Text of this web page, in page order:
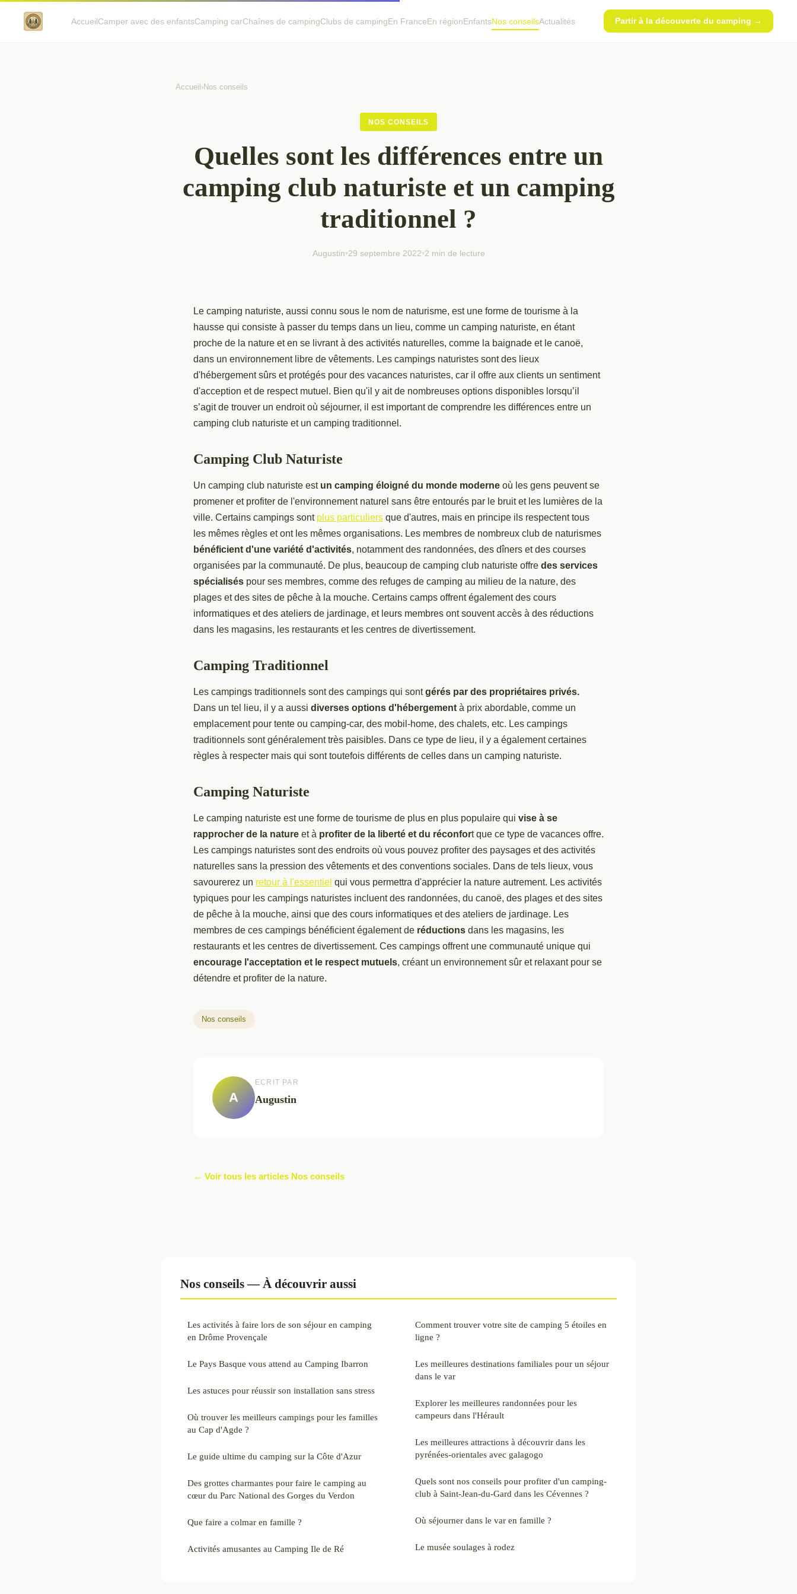
AccueilCamper avec des enfantsCamping carChaînes de campingClubs de campingEn FranceEn régionEnfantsNos conseilsActualités Partir à la découverte du camping →
Accueil ›Nos conseils
NOS CONSEILS
Quelles sont les différences entre un
camping club naturiste et un camping
traditionnel ?
Augustin•29 septembre 2022•2 min de lecture
Le camping naturiste, aussi connu sous le nom de naturisme, est une forme de tourisme à la
hausse qui consiste à passer du temps dans un lieu, comme un camping naturiste, en étant
proche de la nature et en se livrant à des activités naturelles, comme la baignade et le canoë,
dans un environnement libre de vêtements. Les campings naturistes sont des lieux
d'hébergement sûrs et protégés pour des vacances naturistes, car il offre aux clients un sentiment
d'acception et de respect mutuel. Bien qu'il y ait de nombreuses options disponibles lorsqu’il
s’agit de trouver un endroit où séjourner, il est important de comprendre les différences entre un
camping club naturiste et un camping traditionnel.
Camping Club Naturiste
Un camping club naturiste est un camping éloigné du monde moderne où les gens peuvent se
promener et profiter de l'environnement naturel sans être entourés par le bruit et les lumières de la
ville. Certains campings sont plus particuliers que d'autres, mais en principe ils respectent tous
les mêmes règles et ont les mêmes organisations. Les membres de nombreux club de naturismes
bénéficient d'une variété d'activités, notamment des randonnées, des dîners et des courses
organisées par la communauté. De plus, beaucoup de camping club naturiste offre des services
spécialisés pour ses membres, comme des refuges de camping au milieu de la nature, des
plages et des sites de pêche à la mouche. Certains camps offrent également des cours
informatiques et des ateliers de jardinage, et leurs membres ont souvent accès à des réductions
dans les magasins, les restaurants et les centres de divertissement.
Camping Traditionnel
Les campings traditionnels sont des campings qui sontgérés par des propriétaires privés.
Dans un tel lieu, il y a aussi diverses options d'hébergement à prix abordable, comme un
emplacement pour tente ou camping-car, des mobil-home, des chalets, etc. Les campings
traditionnels sont généralement très paisibles. Dans ce type de lieu, il y a également certaines
règles à respecter mais qui sont toutefois différents de celles dans un camping naturiste.
Camping Naturiste
Le camping naturiste est une forme de tourisme de plus en plus populaire qui vise à se
rapprocher de la nature et à profiter de la liberté et du réconfort que ce type de vacances offre.
Les campings naturistes sont des endroits où vous pouvez profiter des paysages et des activités
naturelles sans la pression des vêtements et des conventions sociales. Dans de tels lieux, vous
savourerez un retour à l'essentiel qui vous permettra d'apprécier la nature autrement. Les activités
typiques pour les campings naturistes incluent des randonnées, du canoë, des plages et des sites
de pêche à la mouche, ainsi que des cours informatiques et des ateliers de jardinage. Les
membres de ces campings bénéficient également de réductions dans les magasins, les
restaurants et les centres de divertissement. Ces campings offrent une communauté unique qui
encourage l'acceptation et le respect mutuels, créant un environnement sûr et relaxant pour se
détendre et profiter de la nature.
Nos conseils
A
ECRIT PAR
Augustin
← Voir tous les articles Nos conseils
Nos conseils — À découvrir aussi
Les activités à faire lors de son séjour en camping
en Drôme Provençale
Le Pays Basque vous attend au Camping Ibarron
Les astuces pour réussir son installation sans stress
Où trouver les meilleurs campings pour les familles
au Cap d'Agde ?
Le guide ultime du camping sur la Côte d'Azur
Des grottes charmantes pour faire le camping au
cœur du Parc National des Gorges du Verdon
Que faire a colmar en famille ?
Activités amusantes au Camping Ile de Ré
Comment trouver votre site de camping 5 étoiles en
ligne ?
Les meilleures destinations familiales pour un séjour
dans le var
Explorer les meilleures randonnées pour les
campeurs dans l'Hérault
Les meilleures attractions à découvrir dans les
pyrénées-orientales avec galagogo
Quels sont nos conseils pour profiter d'un camping-
club à Saint-Jean-du-Gard dans les Cévennes ?
Où séjourner dans le var en famille ?
Le musée soulages à rodez